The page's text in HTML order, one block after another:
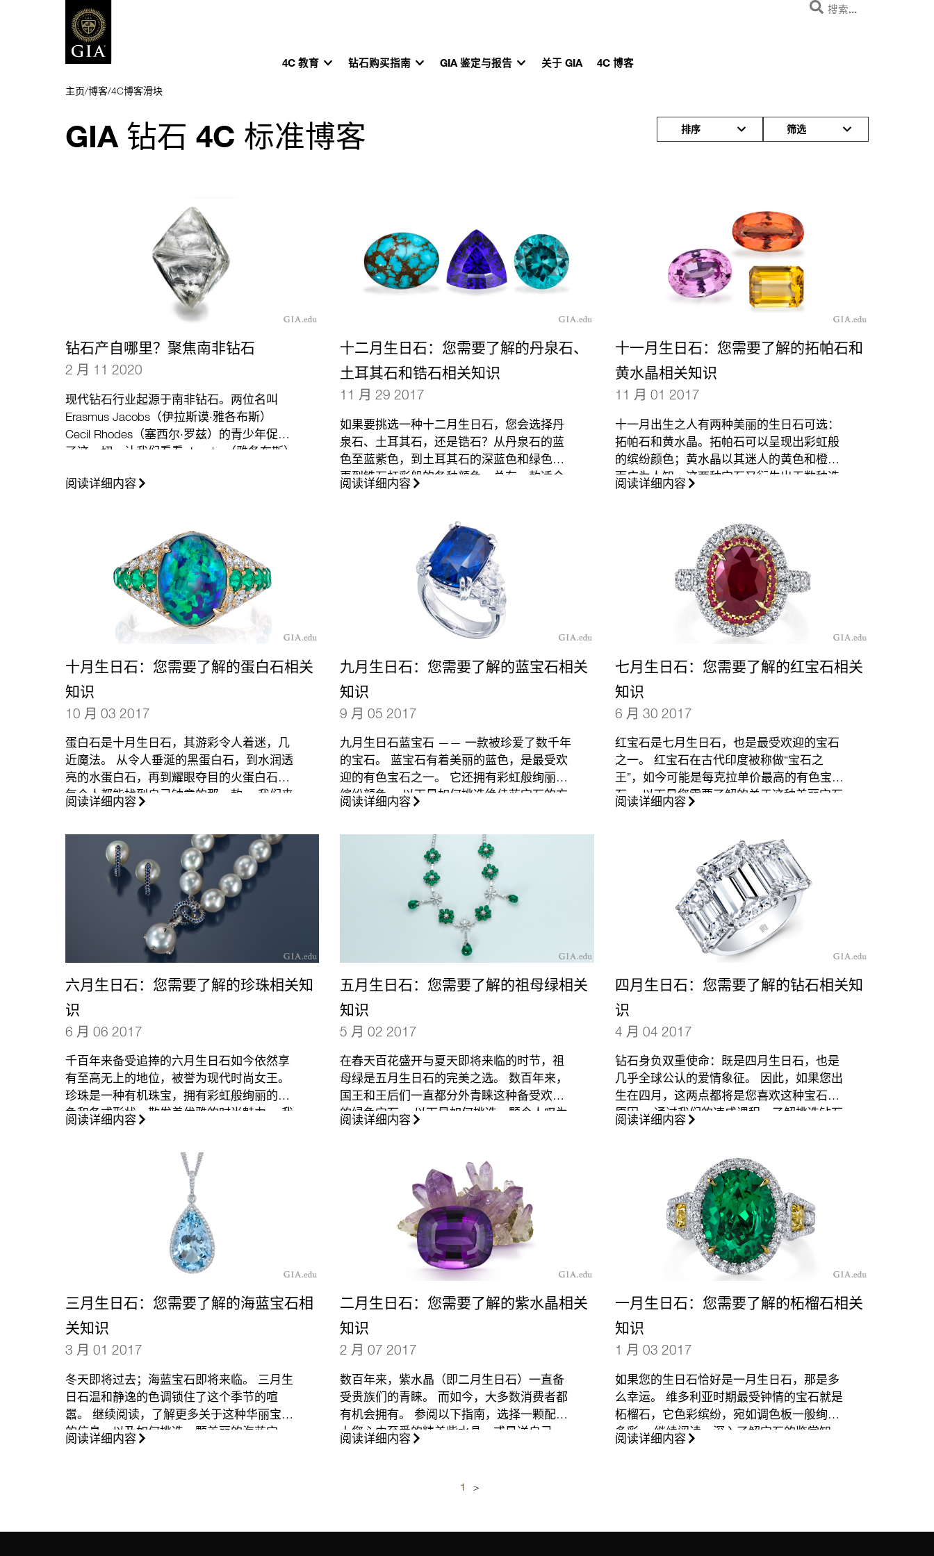
4C 教育 钻石购买指南 GIA 鉴定与报告 关于 GIA 4C 博客
主页/博客/4C博客滑块
GIA 钻石 4C 标准博客 排序 筛选
钻石产自哪里？聚焦南非钻石
2 月 11 2020
现代钻石行业起源于南非钻石。两位名叫
Erasmus Jacobs（伊拉斯谟·雅各布斯）
Cecil Rhodes（塞西尔·罗兹）的青少年促成
了这一切。让我们看看 Jacobs（雅各布斯）
兹）又是如何建立起一个钻石帝国的。
阅读详细内容
十二月生日石：您需要了解的丹泉石、
土耳其石和锆石相关知识
11 月 29 2017
如果要挑选一种十二月生日石，您会选择丹
泉石、土耳其石，还是锆石？从丹泉石的蓝
色至蓝紫色，到土耳其石的深蓝色和绿色，
再到锆石虹彩般的各种颜色，总有一款适合
您。我们可帮助您挑选一款。
阅读详细内容
十一月生日石：您需要了解的拓帕石和
黄水晶相关知识
11 月 01 2017
十一月出生之人有两种美丽的生日石可选：
拓帕石和黄水晶。拓帕石可以呈现出彩虹般
的缤纷颜色；黄水晶以其迷人的黄色和橙色
而广为人知。这两种宝石又衍生出无数种选
择。您面临的挑战在于选择哪一种。我们可
阅读详细内容
十月生日石：您需要了解的蛋白石相关
知识
10 月 03 2017
蛋白石是十月生日石，其游彩令人着迷，几
近魔法。 从令人垂涎的黑蛋白石，到水润透
亮的水蛋白石，再到耀眼夺目的火蛋白石，
每个人都能找到自己钟意的那一款。 我们来
帮助您找到心中的最爱。
阅读详细内容
九月生日石：您需要了解的蓝宝石相关
知识
9 月 05 2017
九月生日石蓝宝石 —— 一款被珍爱了数千年
的宝石。 蓝宝石有着美丽的蓝色，是最受欢
迎的有色宝石之一。 它还拥有彩虹般绚丽的
缤纷颜色。 以下是如何挑选绝佳蓝宝石的方
法。 （更多…）
阅读详细内容
七月生日石：您需要了解的红宝石相关
知识
6 月 30 2017
红宝石是七月生日石，也是最受欢迎的宝石
之一。 红宝石在古代印度被称做“宝石之
王”，如今可能是每克拉单价最高的有色宝
石。 以下是您需要了解的关于这种美丽宝石
的信息。 （更多…）
阅读详细内容
六月生日石：您需要了解的珍珠相关知
识
6 月 06 2017
千百年来备受追捧的六月生日石如今依然享
有至高无上的地位，被誉为现代时尚女王。
珍珠是一种有机珠宝，拥有彩虹般绚丽的颜
色和各式形状，散发着优雅的时尚魅力。 我
们的珍珠初级读本将帮助您甄选美丽的珍
阅读详细内容
五月生日石：您需要了解的祖母绿相关
知识
5 月 02 2017
在春天百花盛开与夏天即将来临的时节，祖
母绿是五月生日石的完美之选。 数百年来，
国王和王后们一直都分外青睐这种备受欢迎
的绿色宝石。 以下是如何挑选一颗令人叹为
观止的祖母绿的方法。
阅读详细内容
四月生日石：您需要了解的钻石相关知
识
4 月 04 2017
钻石身负双重使命：既是四月生日石，也是
几乎全球公认的爱情象征。 因此，如果您出
生在四月，这两点都将是您喜欢这种宝石的
原因。 通过我们的速成课程，了解挑选钻石
的秘诀。 （更多…）
阅读详细内容
三月生日石：您需要了解的海蓝宝石相
关知识
3 月 01 2017
冬天即将过去；海蓝宝石即将来临。 三月生
日石温和静逸的色调锁住了这个季节的喧
嚣。 继续阅读，了解更多关于这种华丽宝石
的信息，以及如何挑选一颗美丽的海蓝宝
石。 （更多…）
阅读详细内容
二月生日石：您需要了解的紫水晶相关
知识
2 月 07 2017
数百年来，紫水晶（即二月生日石）一直备
受贵族们的青睐。 而如今，大多数消费者都
有机会拥有。 参阅以下指南，选择一颗配得
上您心中至爱的精美紫水晶，或是送自己一
件皇室礼物。（更多…）
阅读详细内容
一月生日石：您需要了解的柘榴石相关
知识
1 月 03 2017
如果您的生日石恰好是一月生日石，那是多
么幸运。 维多利亚时期最受钟情的宝石就是
柘榴石，它色彩缤纷，宛如调色板一般绚丽
多彩。 继续阅读，深入了解宝石的鉴赏知
识，掌握更多宝石购买技巧，让您做出更为
阅读详细内容
1 >